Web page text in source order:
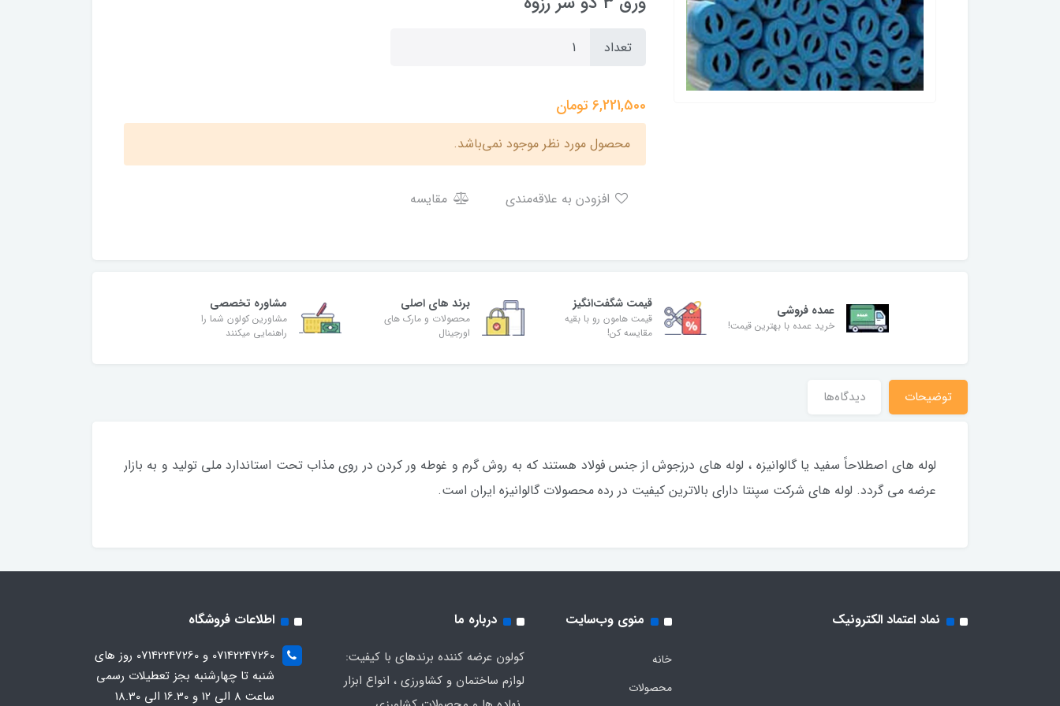
تعداد
6,221,500تومان
محصول مورد نظر موجود نمی‌باشد.
مقایسه
عمده فروشی
خرید عمده با بهترین قیمت!
قیمت شگفت‌انگیز
قیمت هامون رو با بقیه
مقایسه کن!
برند های اصلی
محصولات و مارک های
اورجینال
مشاوره تخصصی
مشاورین کولون شما را
راهنمایی میکنند
توضیحات دیدگاه‌ها
لوله های اصطلاحاً سفید یا گالوانیزه ، لوله های درزجوش از جنس فولاد هستند که به روش گرم و غوطه ور کردن در روی مذاب تحت استاندارد ملی تولید و به بازار
عرضه می گردد. لوله های شرکت سپنتا دارای بالاترین کیفیت در رده محصولات گالوانیزه ایران است.
نماد اعتماد الکترونیک منوی وب‌سایت
خانه
محصولات
درباره ما
کولون عرضه کننده برندهای با کیفیت:
لوازم ساختمان و کشاورزی ، انواع ابزار
اطلاعات فروشگاه
07142247260 و 07142247260 روز های
شنبه تا چهارشنبه بجز تعطیلات رسمی
ساعت 8 الی 12 و 16.30 الی 18.30